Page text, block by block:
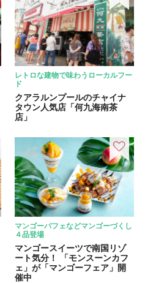
レトロな建物で味わうローカルフー
ド
クアラルンプールのチャイナ
タウン人気店「何九海南茶
店」
マンゴーパフェなどマンゴーづくし
４品登場
マンゴースイーツで南国リゾ
ート気分！ 「モンスーンカフ
ェ」が「マンゴーフェア」開
催中